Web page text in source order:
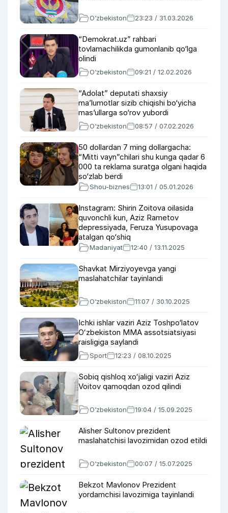
O‘zbekiston 23:23 / 31.03.2026
“Demokrat.uz” rahbari
tovlamachilikda gumonlanib qo‘lga
olindi
O‘zbekiston 09:21 / 12.02.2026
“Adolat” deputati shaxsiy
ma’lumotlar sizib chiqishi bo‘yicha
mas’ullarga so‘rov yubordi
O‘zbekiston 08:57 / 07.02.2026
50 dollardan 7 ming dollargacha:
“Mitti vayn”chilari shu kunga qadar 6
000 ta reklama suratga olgani haqida
so‘zlab berdi
Shou-biznes 13:01 / 05.01.2026
Instagram: Shirin Zoitova oilasida
quvonchli kun, Aziz Rametov
depressiyada, Feruza Yusupovaga
atalgan qo‘shiq
Madaniyat 12:40 / 13.11.2025
Shavkat Mirziyoyevga yangi
maslahatchilar tayinlandi
O‘zbekiston 11:07 / 30.10.2025
Ichki ishlar vaziri Aziz Toshpo‘latov
Oʻzbekiston MMA assotsiatsiyasi
raisligiga saylandi
Sport 12:23 / 08.10.2025
Sobiq qishloq xoʻjaligi vaziri Aziz
Voitov qamoqdan ozod qilindi
O‘zbekiston 19:04 / 15.09.2025
Alisher Sultonov prezident
maslahatchisi lavozimidan ozod etildi
O‘zbekiston 00:07 / 15.07.2025
Bekzot Mavlonov Prezident
yordamchisi lavozimiga tayinlandi